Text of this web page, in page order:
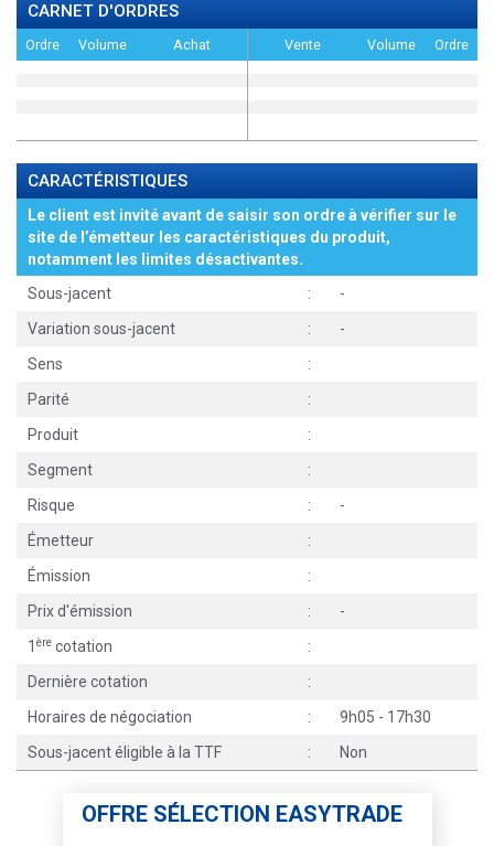
CARNET D'ORDRES
Ordre Volume Achat Vente Volume Ordre
CARACTÉRISTIQUES
Le client est invité avant de saisir son ordre à vérifier sur le
site de l’émetteur les caractéristiques du produit,
notamment les limites désactivantes.
Sous-jacent
:
-
Variation sous-jacent
:
-
Sens
:
Parité
:
Produit
:
Segment
:
Risque
:
-
Émetteur
:
Émission
:
Prix d'émission
:
-
1 ère cotation
:
Dernière cotation
:
Horaires de négociation
:
9h05 - 17h30
Sous-jacent éligible à la TTF
: Non
OFFRE SÉLECTION EASYTRADE